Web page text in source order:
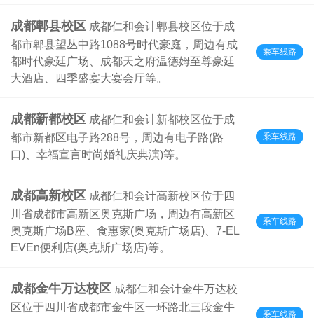
成都郫县校区 成都仁和会计郫县校区位于成
都市郫县望丛中路1088号时代豪庭，周边有成
都时代豪廷广场、成都天之府温德姆至尊豪廷
大酒店、四季盛宴大宴会厅等。
乘车线路
成都新都校区 成都仁和会计新都校区位于成
都市新都区电子路288号，周边有电子路(路
口)、幸福宣言时尚婚礼庆典演)等。
乘车线路
成都高新校区 成都仁和会计高新校区位于四
川省成都市高新区奥克斯广场，周边有高新区
奥克斯广场B座、食惠家(奥克斯广场店)、7-EL
EVEn便利店(奥克斯广场店)等。
乘车线路
成都金牛万达校区 成都仁和会计金牛万达校
区位于四川省成都市金牛区一环路北三段金牛
乘车线路